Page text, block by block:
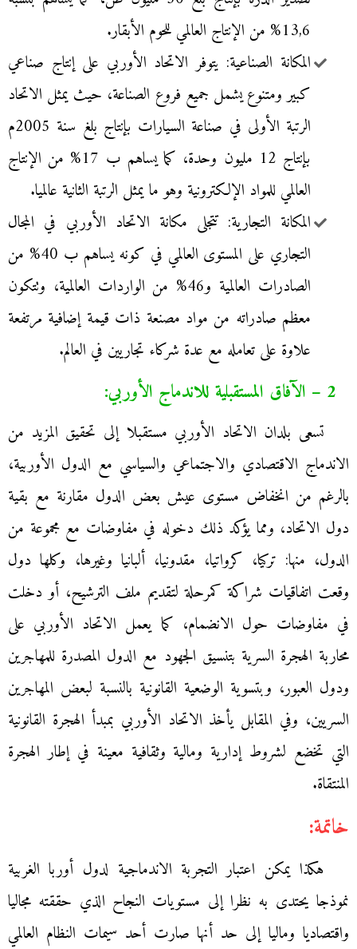
13,6% من الإنتاج العالمي للحوم الأبقار.
المكانة الصناعية: يتوفر الاتحاد الأوربي على إنتاج صناعي
كبير ومتنوع يشمل جميع فروع الصناعة، حيث يمثل الاتحاد
الرتبة الأولى في صناعة السيارات بإنتاج بلغ سنة 2005م
بإنتاج 12 مليون وحدة، كما يساهم ب 17% من الإنتاج
العالمي للمواد الإلكترونية وهو ما يمثل الرتبة الثانية عالميا.
المكانة التجارية: تتجلى مكانة الاتحاد الأوربي في المجال
التجاري على المستوى العالمي في كونه يساهم ب 40% من
الصادرات العالمية و46% من الواردات العالمية، وتتكون
معظم صادراته من مواد مصنعة ذات قيمة إضافية مرتفعة
علاوة على تعامله مع عدة شركاء تجاريين في العالم.
2 – الآفاق المستقبلية للاندماج الأوربي:
تسعى بلدان الاتحاد الأوربي مستقبلا إلى تحقيق المزيد من
الاندماج الاقتصادي والاجتماعي والسياسي مع الدول الأوربية،
بالرغم من انخفاض مستوى عيش بعض الدول مقارنة مع بقية
دول الاتحاد، ومما يؤكد ذلك دخوله في مفاوضات مع مجموعة من
الدول، منها: تركيا، كرواتيا، مقدونيا، ألبانيا وغيرها، وكلها دول
وقعت اتفاقيات شراكة كمرحلة لتقديم ملف الترشيح، أو دخلت
في مفاوضات حول الانضمام، كما يعمل الاتحاد الأوربي على
محاربة الهجرة السرية بتنسيق الجهود مع الدول المصدرة للمهاجرين
ودول العبور، وبتسوية الوضعية القانونية بالنسبة لبعض المهاجرين
السريين، وفي المقابل يأخذ الاتحاد الأوربي بمبدأ الهجرة القانونية
التي تخضع لشروط إدارية ومالية وثقافية معينة في إطار الهجرة
المنتقاة.
خاتمة:
هكذا يمكن اعتبار التجربة الاندماجية لدول أوربا الغربية
نموذجا يحتدى به نظرا إلى مستويات النجاح الذي حققته مجاليا
واقتصاديا وماليا إلى حد أنها صارت أحد سيمات النظام العالمي